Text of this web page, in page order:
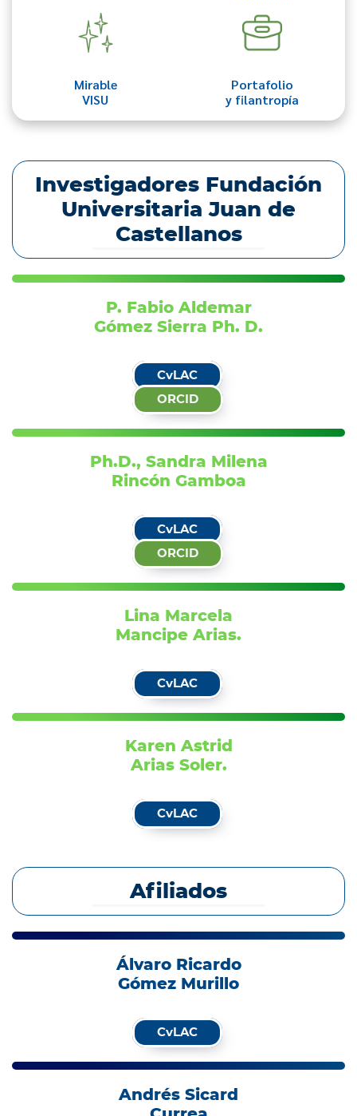
Mirable
VISU
Portafolio
y filantropía
Investigadores Fundación
Universitaria Juan de
Castellanos
P. Fabio Aldemar
Gómez Sierra Ph. D.
CvLAC
ORCID
Ph.D., Sandra Milena
Rincón Gamboa
CvLAC
ORCID
Lina Marcela
Mancipe Arias.
CvLAC
Karen Astrid
Arias Soler.
CvLAC
Afiliados
Álvaro Ricardo
Gómez Murillo
CvLAC
Andrés Sicard